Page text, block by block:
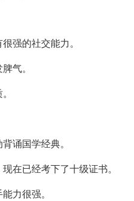
强的社交能力。
气。
诵国学经典。
在已经考下了十级证书。
力很强。